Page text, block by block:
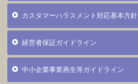
カスタマーハラスメント対応基本方針
経営者保証ガイドライン
中小企業事業再生等ガイドライン